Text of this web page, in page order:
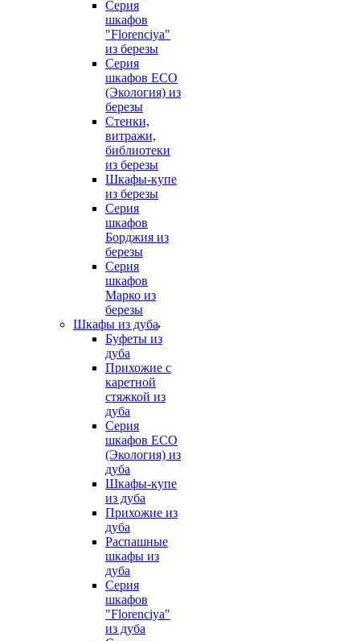
Серия
шкафов
"Florenciya"
из березы
Серия
шкафов ECO
(Экология) из
березы
Стенки,
витражи,
библиотеки
из березы
Шкафы-купе
из березы
Серия
шкафов
Борджия из
березы
Серия
шкафов
Марко из
березы
Шкафы из дуба
Буфеты из
дуба
Прихожие с
каретной
стяжкой из
дуба
Серия
шкафов ECO
(Экология) из
дуба
Шкафы-купе
из дуба
Прихожие из
дуба
Распашные
шкафы из
дуба
Серия
шкафов
"Florenciya"
из дуба